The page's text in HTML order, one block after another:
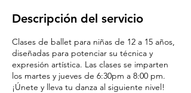
Descripción del servicio
Clases de ballet para niñas de 12 a 15 años,
diseñadas para potenciar su técnica y
expresión artística. Las clases se imparten
los martes y jueves de 6:30pm a 8:00 pm.
¡Únete y lleva tu danza al siguiente nivel!